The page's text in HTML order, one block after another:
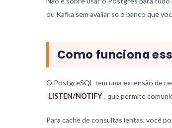
ou Kafka sem avaliar se o banco que
Como funciona
O PostgreSQL tem uma extensão de
LISTEN/NOTIFY , que permite
Para cache de consultas lentas, você